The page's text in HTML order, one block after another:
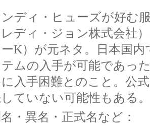
ンディ・ヒューズが好む
レディ・ジョン株式会社
ーK）が元ネタ。日本国
ムの入手が可能であっ
入手困難とのこと。公
ていない可能性もある。
名・異名・正式名など：